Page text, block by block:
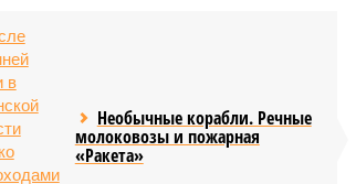
Необычные корабли. Речные
молоковозы и пожарная
«Ракета»